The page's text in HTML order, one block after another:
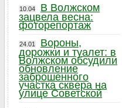
10.04
В Волжском
зацвела весна:
фоторепортаж
24.01
Вороны,
дорожки и туалет: в
Волжском обсудили
обновление
заброшенного
участка сквера на
улице Советской